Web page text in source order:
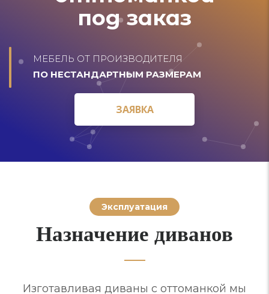
под заказ
МЕБЕЛЬ ОТ ПРОИЗВОДИТЕЛЯ
ПО НЕСТАНДАРТНЫМ РАЗМЕРАМ
ЗАЯВКА
ЗАЯВКА
Эксплуатация
Назначение диванов
Изготавливая диваны с оттоманкой мы